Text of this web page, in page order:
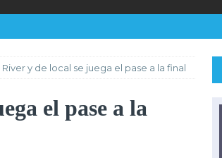
River y de local se juega el pase a la final
el pase a la